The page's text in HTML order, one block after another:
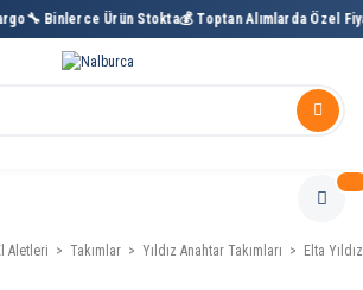
🔧 Binlerce Ürün Stokta💰 Toptan Alımlarda Özel
Aletleri Takımlar Yıldız Anahtar Takımları Elta